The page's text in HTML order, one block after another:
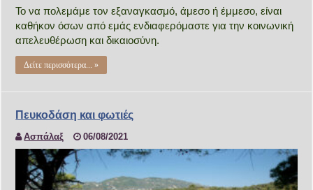
Το να πολεμάμε τον εξαναγκασμό, άμεσο ή έμμεσο, είναι
καθήκον όσων από εμάς ενδιαφερόμαστε για την κοινωνική
απελευθέρωση και δικαιοσύνη.
Δείτε περισσότερα... »
Πευκοδάση και φωτιές
Ασπάλαξ 06/08/2021